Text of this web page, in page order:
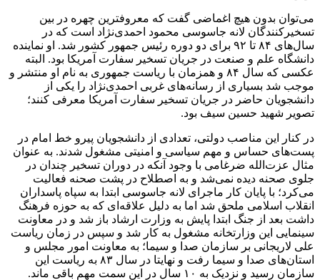
می‌توان بدون هیچ اغماضی گفت که معروفترین چهره در بین
تسخیرکنندگان لانه جاسوسی محمود احمدی‌نژاد است که در
سال‌های ۸۴ تا ۹۲ برای دو دوره رئیس جمهور کشور شد. او نماینده
دانشگاه علم و صنعت در جریان تسخیر سفارت آمریکا بود. البته
عکسی که سال ۸۴ و همزمان با ریاست جمهوری به نام او منتشر و
موجب شد بسیاری از رسانه‌های غربی احمدی‌نژاد را یکی از
دانشجویان حاضر در جریان تسخیر سفارت آمریکا معرفی کنند؛
تصویر شهید حسین سیف بود.
در کنار این مناصب دولتی، تعدادی از دانشجویان پیرو خط امام در
پست‌های حساس و مهم سیاسی و امنیتی مشغول شدند. به عنوان
مثال عزت‌الله ضرغامی با وجود آنکه در دوران تسخیر چندان در
جلوی صحنه دیده نمی‌شد و به اصطلاح در پشت صحنه فعالیت
می‌کرد؛ با پایان کار ماجرای لانه جاسوسی ابتدا به سپاه پاسداران
انقلاب اسلامی ملحق شد اما به دلیل علاقه‌ای که به حوزه فرهنگ
داشت بعد از جنگ ابتدا پایش به وزارت ارشاد باز شد و در معاونت
سینمایی این وزارتخانه مشغول به کار شد و سپس در زمان ریاست
علی لاریجانی بر سازمان صدا و سیما؛ به معاونت امور مجلس و
استان‌های صدا و سیما رفت و نهایتا در سال ۸۳ به ریاست این
سازمان رسید و نزدیک به ۱۰ سال در این سمت مهم باقی ماند.